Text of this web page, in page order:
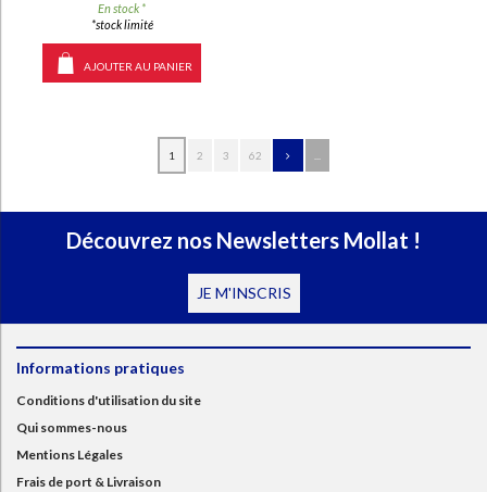
En stock *
*stock limité
AJOUTER AU PANIER
1 2 3 62
Découvrez nos Newsletters Mollat !
JE M'INSCRIS
Informations pratiques
Conditions d'utilisation du site
Qui sommes-nous
Mentions Légales
Frais de port & Livraison